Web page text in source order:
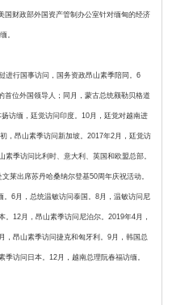
国财政部外国资产管制办公室针对缅甸的经济
。
进行国事访问，国务资政昂山素季陪同。6
首位外国领导人；同月，蒙古总统额勒贝格道
访缅，廷觉访问印度。10月，廷觉对越南进
，昂山素季访问新加坡。2017年2月，廷觉访
季访问比利时、意大利、英国和欧盟总部。
莱出席苏丹哈桑纳尔登基50周年庆祝活动。
6月，总统温敏访问泰国。8月，温敏访问尼
12月，昂山素季访问尼泊尔。2019年4月，
，昂山素季访问捷克和匈牙利。9月，韩国总
访问日本。12月，越南总理阮春福访缅。